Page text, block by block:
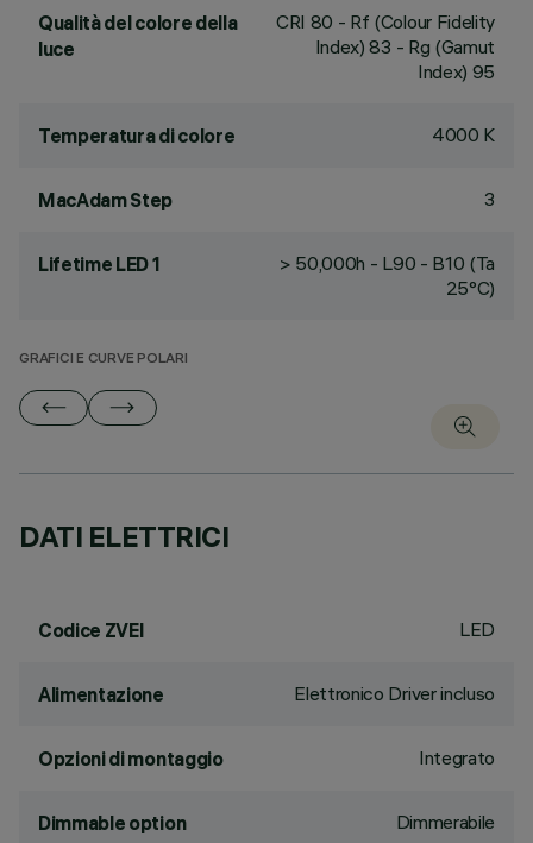
Qualità del colore della
luce
CRI 80 - Rf (Colour Fidelity
Index) 83 - Rg (Gamut
Index) 95
Temperatura di colore 4000 K
MacAdam Step 3
Lifetime LED 1
> 50,000h - L90 - B10 (Ta
25°C)
GRAFICI E CURVE POLARI
DATI ELETTRICI
Codice ZVEI LED
Alimentazione Elettronico Driver incluso
Opzioni di montaggio Integrato
Dimmable option Dimmerabile